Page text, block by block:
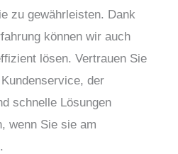
zu gewährleisten. Dank
können wir auch
lösen. Vertrauen Sie
der
schnelle Lösungen
wenn Sie sie am